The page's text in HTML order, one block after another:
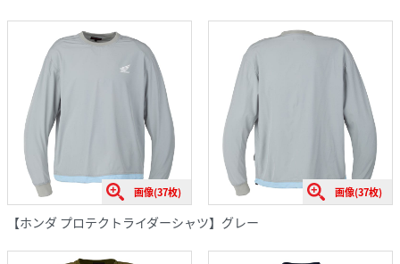
画像(37枚) 画像(37枚)
【ホンダ プロテクトライダーシャツ】グレー